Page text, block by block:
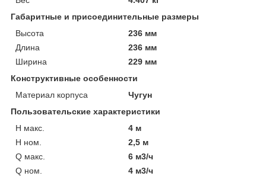
Габаритные и присоединительные размеры
Высота
236 мм
Длина
236 мм
Ширина
229 мм
Конструктивные особенности
Материал корпуса
Чугун
Пользовательские характеристики
H макс.
4 м
H ном.
2,5 м
Q макс.
6 м3/ч
Q ном.
4 м3/ч